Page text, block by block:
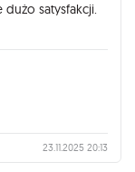
satysfakcji.
23.11.2025 20:13